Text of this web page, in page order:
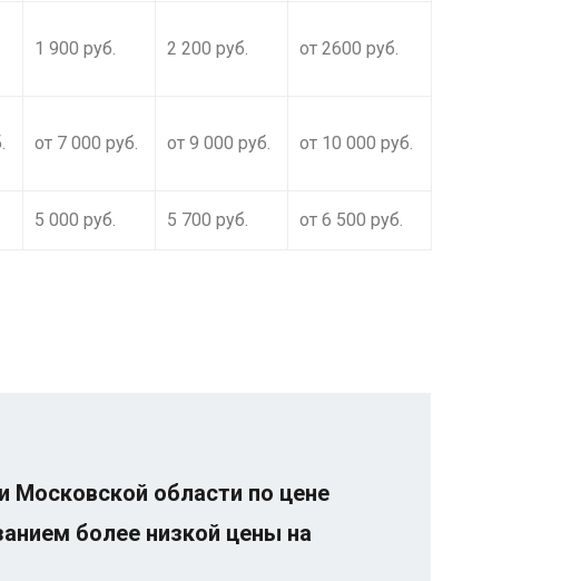
1 900 руб. 2 200 руб. от 2600 руб.
от 7 000 руб. от 9 000 руб. от 10 000 руб.
5 000 руб. 5 700 руб. от 6 500 руб.
области по цене
более низкой цены на